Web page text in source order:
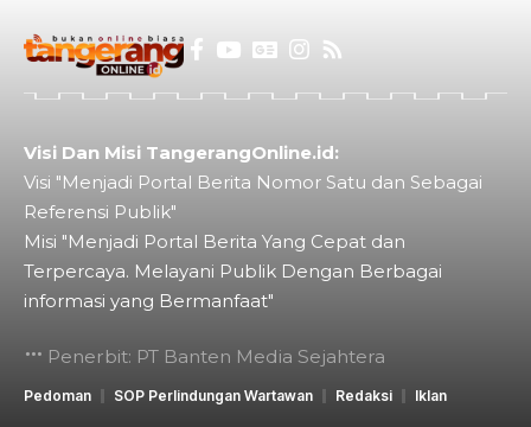
Visi Dan Misi TangerangOnline.id:
Visi "Menjadi Portal Berita Nomor Satu dan Sebagai
Referensi Publik"
Misi "Menjadi Portal Berita Yang Cepat dan
Terpercaya. Melayani Publik Dengan Berbagai
informasi yang Bermanfaat"
Penerbit: PT Banten Media Sejahtera
Pedoman SOP Perlindungan Wartawan Redaksi Iklan